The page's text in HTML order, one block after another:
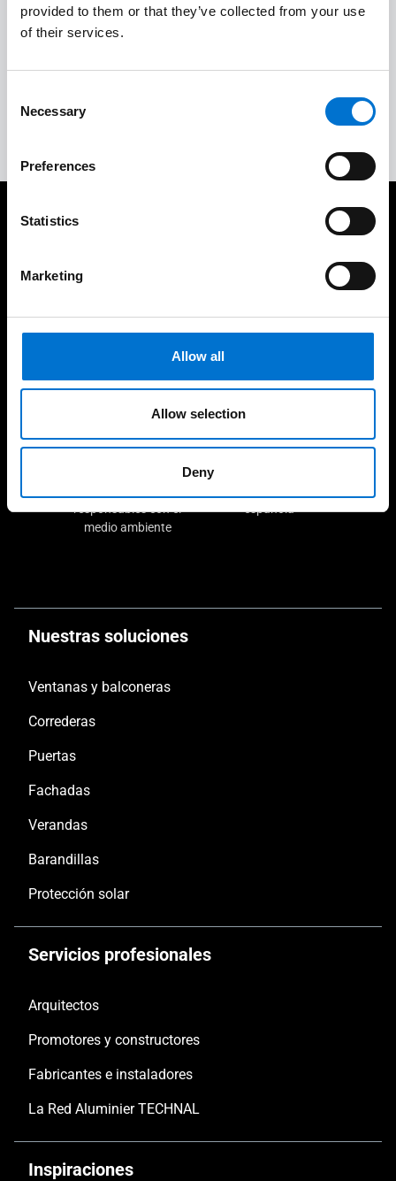
provided to them or that they’ve collected from your use
of their services.
Selection
Necessary
Preferences
Statistics
Marketing
Allow all
Allow selection
Deny
5 Servicio posventa completo
Cuidamos de nuestros clientes
Experiencia consolidada y190 industriales de la Red
responsables con el
medio ambiente
española
Nuestras soluciones
Ventanas y balconeras
Correderas
Puertas
Fachadas
Verandas
Barandillas
Protección solar
Servicios profesionales
Arquitectos
Promotores y constructores
Fabricantes e instaladores
La Red Aluminier TECHNAL
Inspiraciones